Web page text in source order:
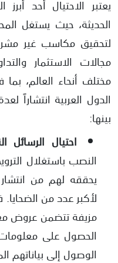
يعتبر الاحتيال أحد
الحديثة، حيث يستغل
لتحقيق مكاسب غير
مجالات الاستثمار
مختلف أنحاء العالم،
الدول العربية انتشاراً
بينها:
احتيال الرسائل
النصب باستغلال
يحققه لهم من
لأكبر عدد من
مزيفة تتضمن عروض
الحصول على
الوصول إلى بياناتهم